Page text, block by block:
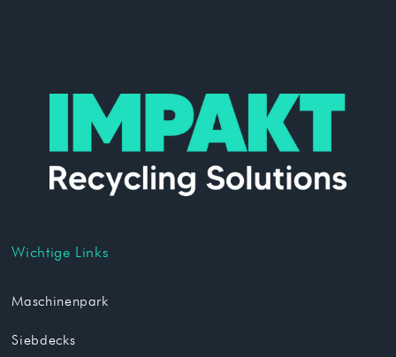
Wichtige Links
Maschinenpark
Siebdecks